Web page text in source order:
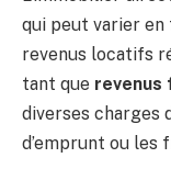
qui peut varier
revenus locatifs
tant que revenus
diverses charges
d’emprunt ou les